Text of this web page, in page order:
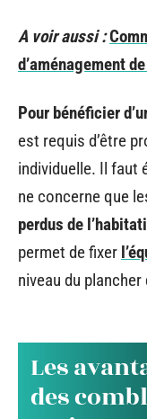
A voir aussi :
d’aménagement
Pour bénéficier
est requis d’être
individuelle. Il faut
ne concerne que
perdus de
permet de fixer
niveau du
Les
des